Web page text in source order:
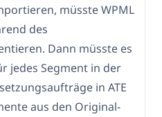
müsste WPML
des
Dann müsste es
jedes Segment in der
in ATE
aus den Original-